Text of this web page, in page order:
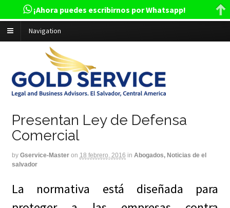
Navigation
Presentan Ley de Defensa
Comercial
by Gservice-Master on 18 febrero, 2016 in Abogados, Noticias de el
salvador
La normativa está diseñada para
¡Ahora puedes escribirnos por Whatsapp!